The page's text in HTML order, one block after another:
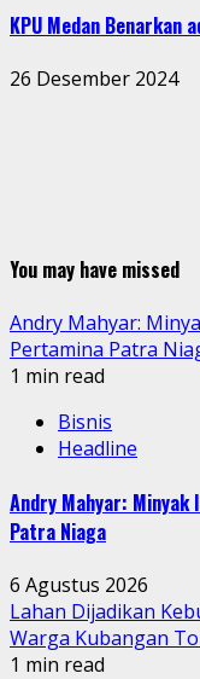
KPU Medan Benarkan
26 Desember 2024
You may have missed
Andry Mahyar:
Pertamina Patra
1 min read
Bisnis
Headline
Andry Mahyar:
Patra Niaga
6 Agustus 2026
Lahan Dijadikan
Warga Kubangan
1 min read